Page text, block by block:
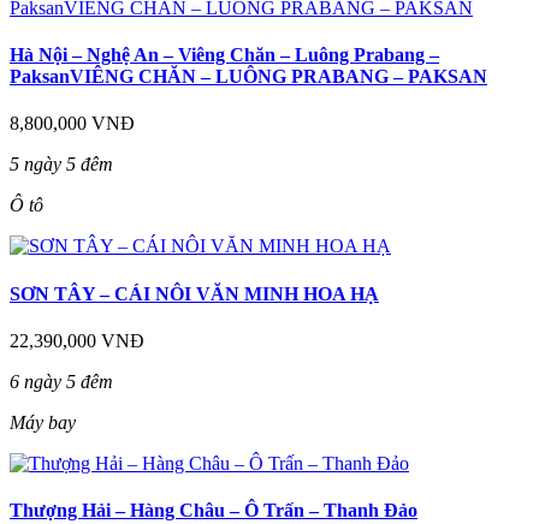
Hà Nội – Nghệ An – Viêng Chăn – Luông Prabang –
PaksanVIÊNG CHĂN – LUÔNG PRABANG – PAKSAN
8,800,000 VNĐ
5 ngày 5 đêm
Ô tô
SƠN TÂY – CÁI NÔI VĂN MINH HOA HẠ
22,390,000 VNĐ
6 ngày 5 đêm
Máy bay
Thượng Hải – Hàng Châu – Ô Trấn – Thanh Đảo